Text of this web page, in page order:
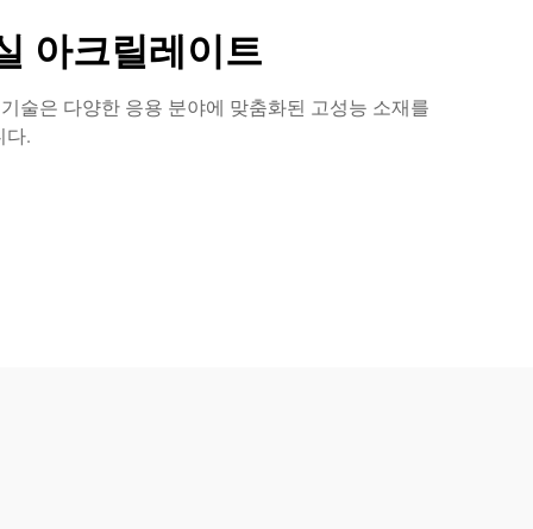
아크릴레이트
술은 다양한 응용 분야에 맞춤화된 고성능 소재를
다.